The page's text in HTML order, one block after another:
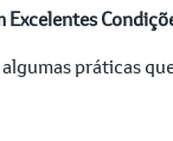
Excelentes
práticas